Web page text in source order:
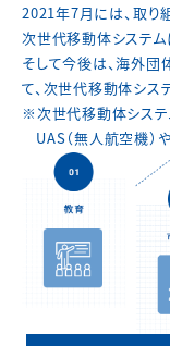
2021年7月には、取り
次世代移動体システム
そして今後は、海外
て、 次世代移動体シス
※次世代移動体シス
UAS（無人航空機）